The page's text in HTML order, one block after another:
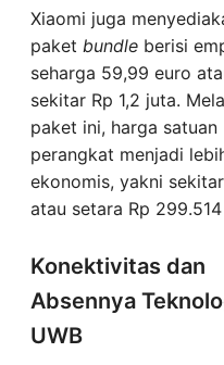
Xiaomi juga
paket bundle berisi
seharga 59,99 euro
sekitar Rp 1,2 juta.
paket ini, harga satuan
perangkat menjadi
ekonomis, yakni
atau setara Rp
Konektivitas dan
Absennya
UWB